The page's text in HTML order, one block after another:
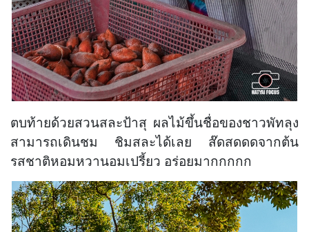
ตบท้ายด้วยสวนสละป้าสุ ผลไม้ขึ้นชื่อของชาวพัทลุง
สามารถเดินชม ชิมสละได้เลย ส๊ดสดดดจากต้น
รสชาติหอมหวานอมเปรี้ยว อร่อยมากกกกก